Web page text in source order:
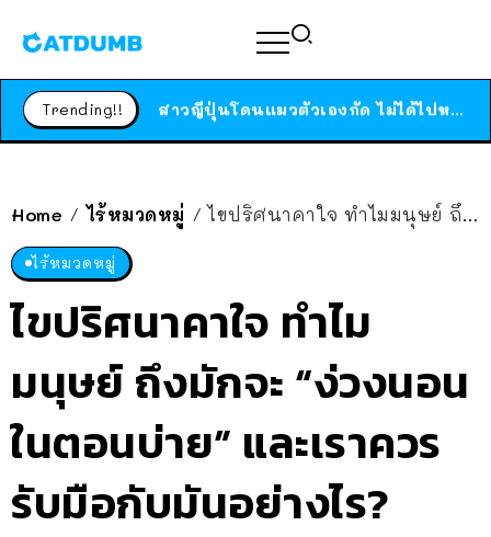
Trending!! ได้เวลาเด็กหนวดรวมตัว RF Online Next เปิดให้เล่นแล้ว เกม Sci-Fi MMORPG ระดับตำนาน เล่นได้ทั้งมือถือและ PC
สาวญี่ปุ่นโดนแมวตัวเองกัด ไม่ได้ไปหาหมอตั้งแต่เนิ่นๆ สุดท้ายขาบวม กลายเป็นโรคเนื้อเน่า เตือนทาสแมวทั้งหลายให้ระวัง
Home / ไร้หมวดหมู่ / ไขปริศนาคาใจ ทำไมมนุษย์ ถึงมักจะ “ง่วงนอนในตอนบ่าย” และเราควรรับมือกับมันอย่างไร?
ไร้หมวดหมู่
ไขปริศนาคาใจ ทำไม
มนุษย์ ถึงมักจะ “ง่วงนอน
ในตอนบ่าย” และเราควร
รับมือกับมันอย่างไร?